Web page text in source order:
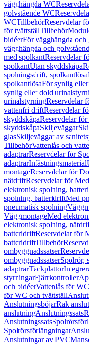
vägghängda WC
golvstående WC
WCTillbehörReservdelar
för tvättställTillbehör
bidéerFör vägghängda och
vägghängda och
med spolkantReservdelar
spolkantUtan skyddskåpa
spolningsdrift, spolkantlösa
spolkantlösaFör synlig
synlig eller dold
urinalstyrningReservdelar
vattenfri driftReservdelar
skyddskåpaReservdelar för
skyddskåpaSkiljeväggar
glasSkiljeväggar av
TillbehörVattenlås och
adaptrarReservdelar för
adaptrarInfästningsmaterial
montageReservdelar för
nätdriftReservdelar för
elektronisk spolning,
spolning, batteridriftMed
pneumatisk spolning
VäggmontageMed
elektronisk spolning,
batteridriftReservdelar för
batteridriftTillbehör
ombyggnadssatser
ombyggnadssatserSpolrör,
adaptrarTäckplattor
styrningarFjärrkontroller
och bidéerVattenlås för
för WC och tvättställ
AnslutningsböjarRak
anslutningAnslutningssats
Anslutningssats
Spolrörsförlängningar
Anslutningar av PVC